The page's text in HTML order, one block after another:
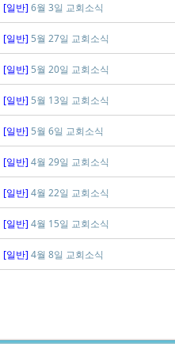
[일반] 6월 3일 교회소식
[일반] 5월 27일 교회소식
[일반] 5월 20일 교회소식
[일반] 5월 13일 교회소식
[일반] 5월 6일 교회소식
[일반] 4월 29일 교회소식
[일반] 4월 22일 교회소식
[일반] 4월 15일 교회소식
[일반] 4월 8일 교회소식